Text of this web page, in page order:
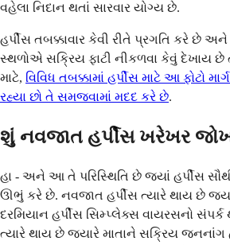
વહેલા નિદાન થતાં સારવાર યોગ્ય છે.
હર્પીસ તબક્કાવાર કેવી રીતે પ્રગતિ કરે છે
સ્થળોએ સક્રિય ફાટી નીકળવા કેવું દેખાય છે
માટે, વિવિધ તબક્કામાં હર્પીસ માટે આ ફોટો
રહ્યા છો તે સમજવામાં મદદ કરે છે.
શું નવજાત હર્પીસ ખરેખર
હા - અને આ તે પરિસ્થિતિ છે જ્યાં હર્પીસ
ઊભું કરે છે. નવજાત હર્પીસ ત્યારે થાય છે
દરમિયાન હર્પીસ સિમ્પ્લેક્સ વાયરસનો
ત્યારે થાય છે જ્યારે માતાને સક્રિય જનનાંગ